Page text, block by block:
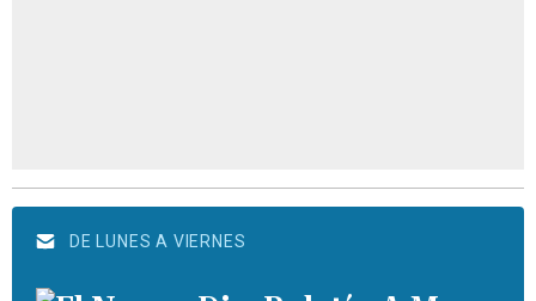
DE LUNES A VIERNES